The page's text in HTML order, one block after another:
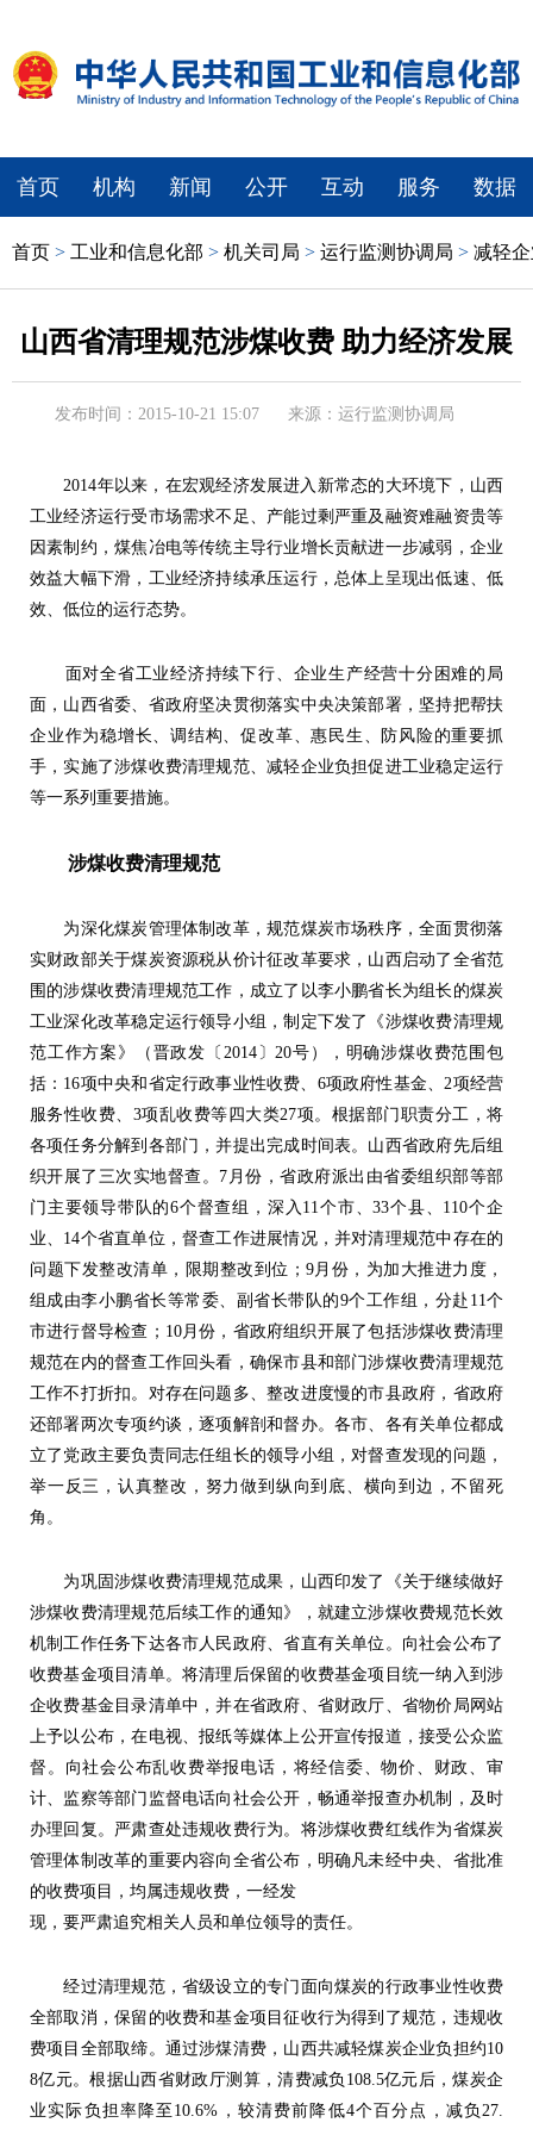
首页 机构 新闻 公开 互动 服务 数据
首页 > 工业和信息化部 > 机关司局 > 运行监测协调局 > 减轻
山西省清理规范涉煤收费 助力经济发展
发布时间：2015-10-21 15:07 来源：运行监测协调局
2014年以来，在宏观经济发展进入新常态的大环境下，山西
工业经济运行受市场需求不足、产能过剩严重及融资难融资贵等
因素制约，煤焦冶电等传统主导行业增长贡献进一步减弱，企业
效益大幅下滑，工业经济持续承压运行，总体上呈现出低速、低
效、低位的运行态势。
面对全省工业经济持续下行、企业生产经营十分困难的局
面，山西省委、省政府坚决贯彻落实中央决策部署，坚持把帮扶
企业作为稳增长、调结构、促改革、惠民生、防风险的重要抓
手，实施了涉煤收费清理规范、减轻企业负担促进工业稳定运行
等一系列重要措施。
涉煤收费清理规范
为深化煤炭管理体制改革，规范煤炭市场秩序，全面贯彻落
实财政部关于煤炭资源税从价计征改革要求，山西启动了全省范
围的涉煤收费清理规范工作，成立了以李小鹏省长为组长的煤炭
工业深化改革稳定运行领导小组，制定下发了《涉煤收费清理规
范工作方案》（晋政发〔2014〕20号），明确涉煤收费范围包
括：16项中央和省定行政事业性收费、6项政府性基金、2项经营
服务性收费、3项乱收费等四大类27项。根据部门职责分工，将
各项任务分解到各部门，并提出完成时间表。山西省政府先后组
织开展了三次实地督查。7月份，省政府派出由省委组织部等部
门主要领导带队的6个督查组，深入11个市、33个县、110个企
业、14个省直单位，督查工作进展情况，并对清理规范中存在的
问题下发整改清单，限期整改到位；9月份，为加大推进力度，
组成由李小鹏省长等常委、副省长带队的9个工作组，分赴11个
市进行督导检查；10月份，省政府组织开展了包括涉煤收费清理
规范在内的督查工作回头看，确保市县和部门涉煤收费清理规范
工作不打折扣。对存在问题多、整改进度慢的市县政府，省政府
还部署两次专项约谈，逐项解剖和督办。各市、各有关单位都成
立了党政主要负责同志任组长的领导小组，对督查发现的问题，
举一反三，认真整改，努力做到纵向到底、横向到边，不留死
角。
为巩固涉煤收费清理规范成果，山西印发了《关于继续做好
涉煤收费清理规范后续工作的通知》，就建立涉煤收费规范长效
机制工作任务下达各市人民政府、省直有关单位。向社会公布了
收费基金项目清单。将清理后保留的收费基金项目统一纳入到涉
企收费基金目录清单中，并在省政府、省财政厅、省物价局网站
上予以公布，在电视、报纸等媒体上公开宣传报道，接受公众监
督。向社会公布乱收费举报电话，将经信委、物价、财政、审
计、监察等部门监督电话向社会公开，畅通举报查办机制，及时
办理回复。严肃查处违规收费行为。将涉煤收费红线作为省煤炭
管理体制改革的重要内容向全省公布，明确凡未经中央、省批准
的收费项目，均属违规收费，一经发
现，要严肃追究相关人员和单位领导的责任。
经过清理规范，省级设立的专门面向煤炭的行政事业性收费
全部取消，保留的收费和基金项目征收行为得到了规范，违规收
费项目全部取缔。通过涉煤清费，山西共减轻煤炭企业负担约10
8亿元。根据山西省财政厅测算，清费减负108.5亿元后，煤炭企
业实际负担率降至10.6%，较清费前降低4个百分点，减负27.